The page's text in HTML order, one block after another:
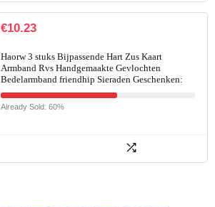
€10.23
Haorw 3 stuks Bijpassende Hart Zus Kaart
Armband Rvs Handgemaakte Gevlochten
Bedelarmband friendhip Sieraden Geschenken:
Already Sold: 60%